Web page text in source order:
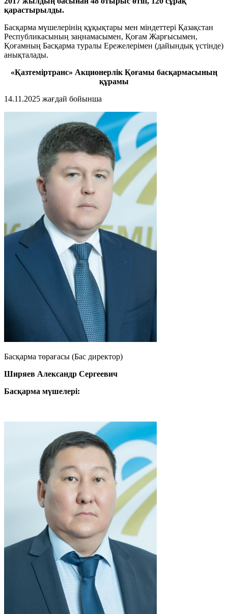
қарастырылды.
Басқарма мүшелерінің құқықтары мен міндеттері Қазақстан
Республикасының заңнамасымен, Қоғам Жарғысымен,
Қоғамның Басқарма туралы Ережелерімен (дайындық үстінде)
анықталады.
«Қазтеміртранс» Акционерлік Қоғамы басқармасының
құрамы
14.11.2025 жағдай бойынша
Басқарма төрағасы (Бас директор)
Ширяев Александр Сергеевич
Басқарма мүшелері: